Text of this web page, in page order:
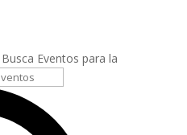
Eventos para la